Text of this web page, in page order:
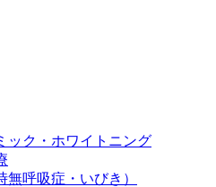
ック・ホワイトニング
無呼吸症・いびき）